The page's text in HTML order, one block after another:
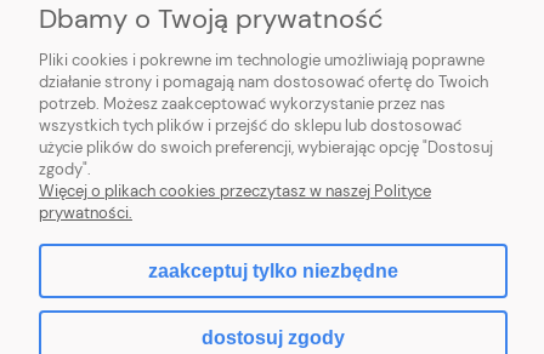
Wojewódzki Inspektorat Weterynarii
w Siedlcach ul. Kazimierzowska 29,
08-110 Siedlce
pokaż pełną wersję strony
Dbamy o Twoją prywatność
Pliki cookies i pokrewne im technologie umożliwiają poprawne
działanie strony i pomagają nam dostosować ofertę do Twoich
potrzeb. Możesz zaakceptować wykorzystanie przez nas
wszystkich tych plików i przejść do sklepu lub dostosować
użycie plików do swoich preferencji, wybierając opcję "Dostosuj
zgody".
Więcej o plikach cookies przeczytasz w naszej Polityce
prywatności.
zaakceptuj tylko niezbędne
dostosuj zgody